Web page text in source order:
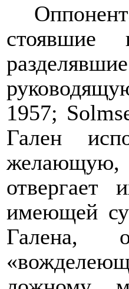
стоявшие
1957;
Гален
желающую,
имеющей
Галена,